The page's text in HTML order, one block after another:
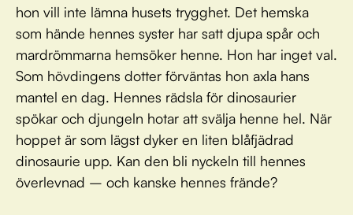
hon vill inte lämna husets trygghet. Det hemska
som hände hennes syster har satt djupa spår och
mardrömmarna hemsöker henne. Hon har inget val.
Som hövdingens dotter förväntas hon axla hans
mantel en dag. Hennes rädsla för dinosaurier
spökar och djungeln hotar att svälja henne hel. När
hoppet är som lägst dyker en liten blåfjädrad
dinosaurie upp. Kan den bli nyckeln till hennes
överlevnad – och kanske hennes frände?